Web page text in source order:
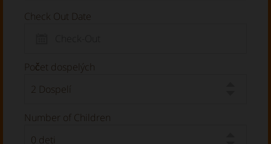
Check Out Date
Počet dospelých
Number of Children